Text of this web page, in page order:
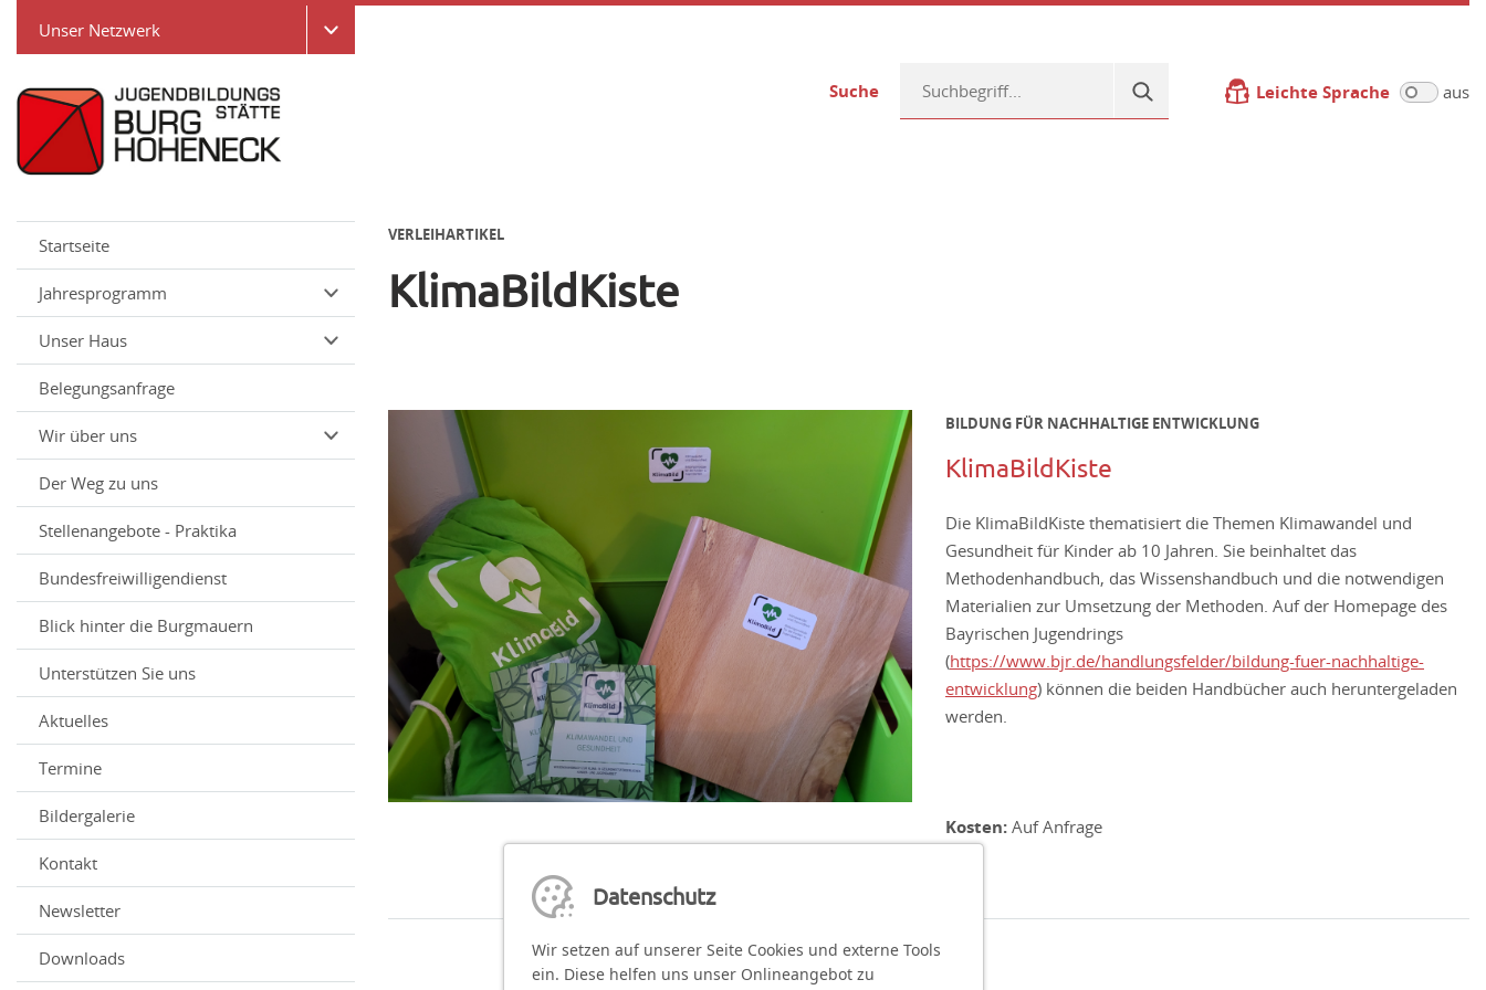
Unser Netzwerk
Suche Leichte Sprache aus
Startseite
Jahresprogramm
Unser Haus
Belegungsanfrage
Wir über uns
Der Weg zu uns
Stellenangebote - Praktika
Bundesfreiwilligendienst
Blick hinter die Burgmauern
Unterstützen Sie uns
Aktuelles
Termine
Bildergalerie
Kontakt
Newsletter
Downloads
VERLEIHARTIKEL
KlimaBildKiste
BILDUNG FÜR NACHHALTIGE ENTWICKLUNG
KlimaBildKiste
Die KlimaBildKiste thematisiert die Themen Klimawandel und
Gesundheit für Kinder ab 10 Jahren. Sie beinhaltet das
Methodenhandbuch, das Wissenshandbuch und die notwendigen
Materialien zur Umsetzung der Methoden. Auf der Homepage des
Bayrischen Jugendrings
(https://www.bjr.de/handlungsfelder/bildung-fuer-nachhaltige-
entwicklung) können die beiden Handbücher auch heruntergeladen
werden.
Kosten: Auf Anfrage
Datenschutz
Wir setzen auf unserer Seite Cookies und externe Tools
ein. Diese helfen uns unser Onlineangebot zu